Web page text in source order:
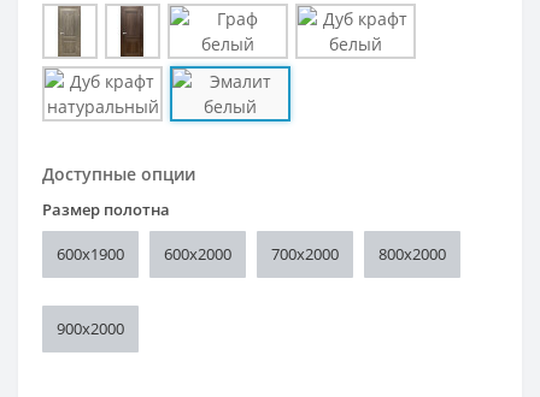
Доступные опции
Размер полотна
600x1900 600x2000 700x2000 800x2000
900x2000